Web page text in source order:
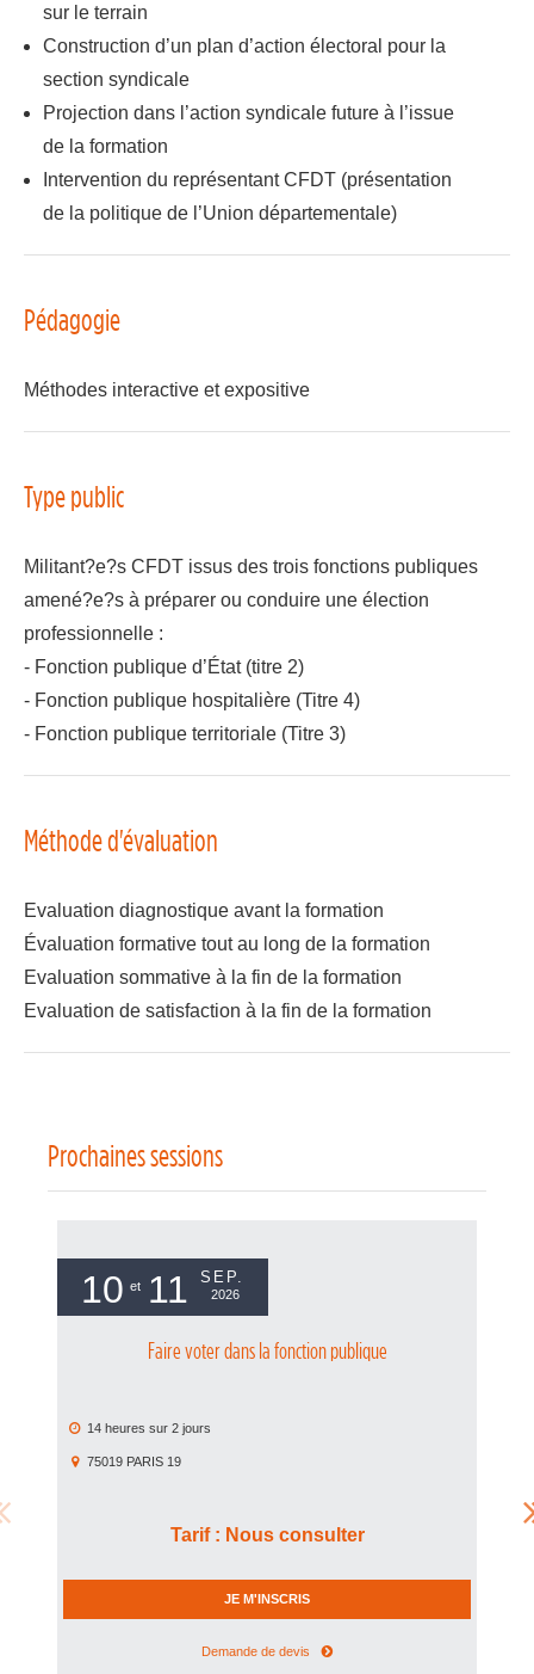
sur le terrain
Construction d’un plan d’action électoral pour la
section syndicale
Projection dans l’action syndicale future à l’issue
de la formation
Intervention du représentant CFDT (présentation
de la politique de l’Union départementale)
Pédagogie
Méthodes interactive et expositive
Type public
Militant?e?s CFDT issus des trois fonctions publiques
amené?e?s à préparer ou conduire une élection
professionnelle :
- Fonction publique d’État (titre 2)
- Fonction publique hospitalière (Titre 4)
- Fonction publique territoriale (Titre 3)
Méthode d'évaluation
Evaluation diagnostique avant la formation
Évaluation formative tout au long de la formation
Evaluation sommative à la fin de la formation
Evaluation de satisfaction à la fin de la formation
Prochaines sessions
10 et 11 SEP.
2026
Faire voter dans la fonction publique
14 heures sur 2 jours
75019 PARIS 19
Tarif: Nous consulter
JE M'INSCRIS
Demande de devis